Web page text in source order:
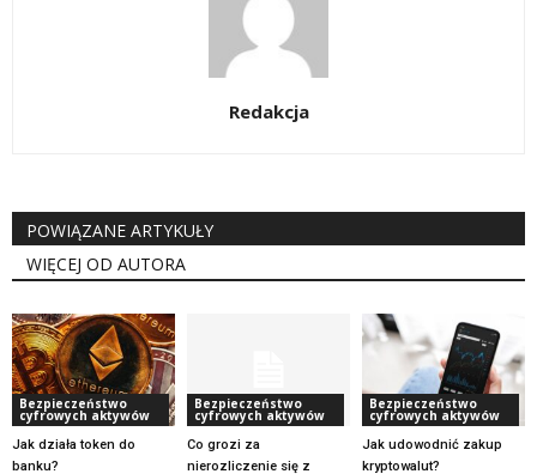
Redakcja
POWIĄZANE ARTYKUŁY
WIĘCEJ OD AUTORA
Bezpieczeństwo
cyfrowych aktywów
Jak działa token do
banku?
Bezpieczeństwo
cyfrowych aktywów
Co grozi za
nierozliczenie się z
Bezpieczeństwo
cyfrowych aktywów
Jak udowodnić zakup
kryptowalut?